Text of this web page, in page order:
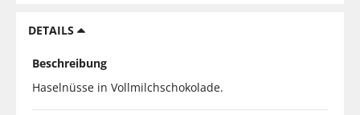
DETAILS
Beschreibung
Haselnüsse in Vollmilchschokolade.